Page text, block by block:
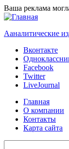
Перейти к
Ваша реклама
Ааналитические
Вконтакте
Facebook
Twitter
LiveJournal
Главная
О компании
Контакты
Карта сайта